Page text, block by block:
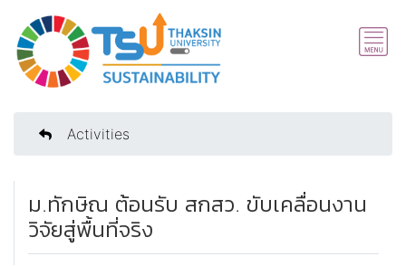
Activities
ม.ทักษิณ ต้อนรับ สกสว. ขับเคลื่อนงาน
วิจัยสู่พื้นที่จริง